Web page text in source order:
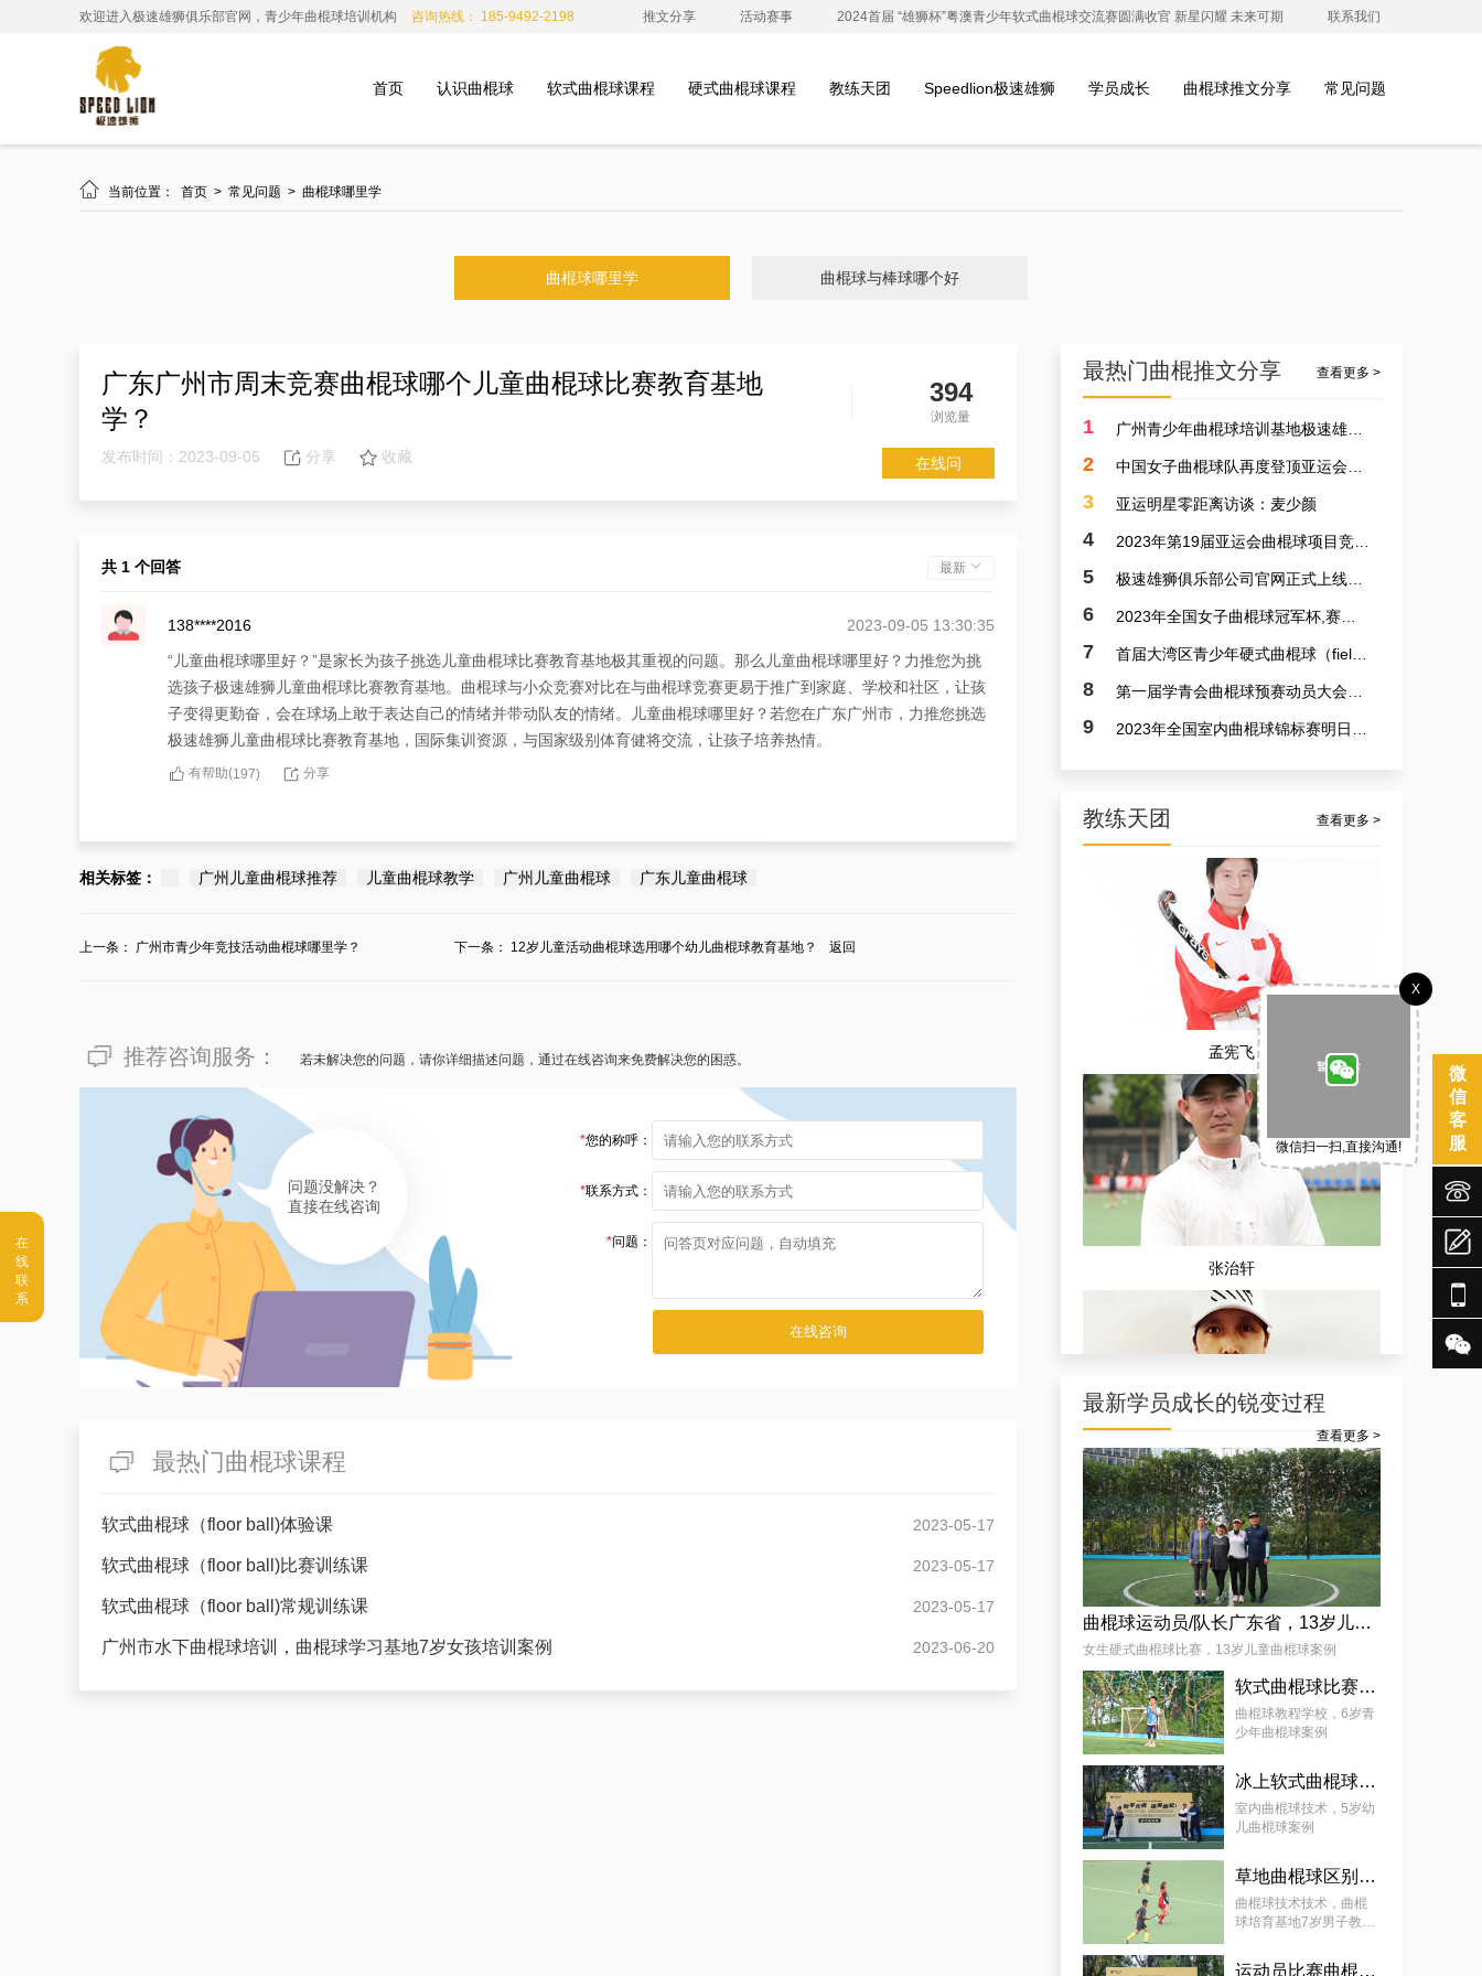
欢迎进入极速雄狮俱乐部官网，青少年曲棍球培训机构 咨询热线： 185-9492-2198 推文分享 活动赛事 2024首届 “雄狮杯”粤澳青少年软式曲棍球交流赛圆满收官 新星闪耀 未来可期 联系我们
首页 认识曲棍球 软式曲棍球课程 硬式曲棍球课程 教练天团 Speedlion极速雄狮 学员成长 曲棍球推文分享 常见问题
 当前位置： 首页 > 常见问题 > 曲棍球哪里学
曲棍球哪里学 曲棍球与棒球哪个好
广东广州市周末竞赛曲棍球哪个儿童曲棍球比赛教育基地
学？
394
浏览量
发布时间：2023-09-05 分享 收藏 在线问
共 1 个回答 最新
138****2016
2023-09-05 13:30:35
“儿童曲棍球哪里好？”是家长为孩子挑选儿童曲棍球比赛教育基地极其重视的问题。那么儿童曲棍球哪里好？力推您为挑
选孩子极速雄狮儿童曲棍球比赛教育基地。曲棍球与小众竞赛对比在与曲棍球竞赛更易于推广到家庭、学校和社区，让孩
子变得更勤奋，会在球场上敢于表达自己的情绪并带动队友的情绪。儿童曲棍球哪里好？若您在广东广州市，力推您挑选
极速雄狮儿童曲棍球比赛教育基地，国际集训资源，与国家级别体育健将交流，让孩子培养热情。
有帮助(197) 分享
相关标签： 广州儿童曲棍球推荐 儿童曲棍球教学 广州儿童曲棍球 广东儿童曲棍球
上一条： 广州市青少年竞技活动曲棍球哪里学？ 下一条： 12岁儿童活动曲棍球选用哪个幼儿曲棍球教育基地？ 返回
推荐咨询服务： 若未解决您的问题，请你详细描述问题，通过在线咨询来免费解决您的困惑。
问题没解决？
直接在线咨询
*您的称呼：
*联系方式：
*问题：
最热门曲棍球课程
软式曲棍球（floor ball)体验课 2023-05-17
软式曲棍球（floor ball)比赛训练课 2023-05-17
软式曲棍球（floor ball)常规训练课 2023-05-17
广州市水下曲棍球培训，曲棍球学习基地7岁女孩培训案例 2023-06-20
最热门曲棍推文分享 查看更多 >
1
2
3 亚运明星零距离访谈：麦少颜
4
5
6
7
8
9
教练天团 查看更多 >
孟宪飞
张治轩
杨娟
麦少颜
最新学员成长的锐变过程
查看更多 >
曲棍球运动员/队长广东省，13岁儿童曲棍球案例
女生硬式曲棍球比赛，13岁儿童曲棍球案例
软式曲棍球比赛技巧，6岁青少年曲棍球教程案例
曲棍球教程学校，6岁青
少年曲棍球案例
冰上软式曲棍球，曲棍球教育基地5岁女孩教程案例
室内曲棍球技术，5岁幼
儿曲棍球案例
草地曲棍球区别，7岁幼儿曲棍球教学案例
曲棍球技术技术，曲棍
球培育基地7岁男子教学
运动员比赛曲棍球，9岁幼儿曲棍球案例
微
信
客
服
X
微信扫一扫,直接沟通!




